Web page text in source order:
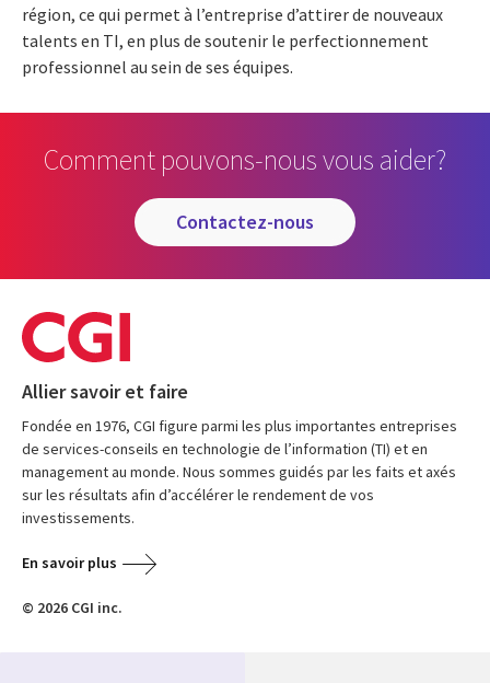
région, ce qui permet à l’entreprise d’attirer de nouveaux
talents en TI, en plus de soutenir le perfectionnement
professionnel au sein de ses équipes.
Comment pouvons-nous vous aider?
contactez-nous
Allier savoir et faire
Fondée en 1976, CGI figure parmi les plus importantes entreprises
de services-conseils en technologie de l’information (TI) et en
management au monde. Nous sommes guidés par les faits et axés
sur les résultats afin d’accélérer le rendement de vos
investissements.
En savoir plus
© 2026 CGI inc.